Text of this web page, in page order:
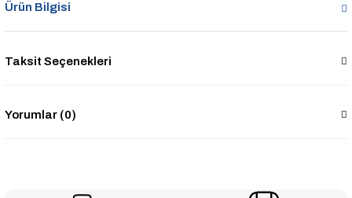
Ürün Bilgisi
Taksit Seçenekleri
Yorumlar (0)